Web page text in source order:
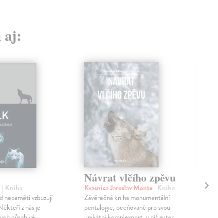
aj:
| Kniha
nepaměti vzbuzují
z nás je
Návrat vlčího zpěvu
Kvasnica Jaroslav Monte | Kniha
Závěrečná kniha monumentální
pentalogie, oceňované pro svou